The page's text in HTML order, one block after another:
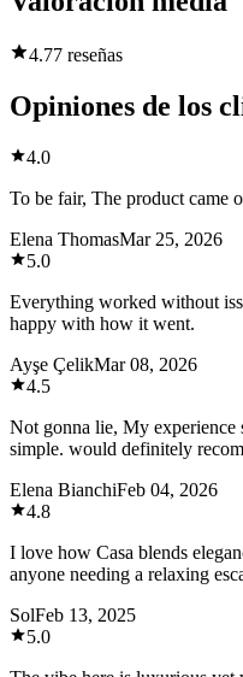
4.77 reseñas
Opiniones de los
4.0
To be fair, The product came
Elena ThomasMar 25, 2026
5.0
Everything worked without
happy with how it went.
Ayşe ÇelikMar 08, 2026
4.5
Not gonna lie, My experience
simple. would definitely
Elena BianchiFeb 04, 2026
4.8
I love how Casa blends
anyone needing a relaxing
SolFeb 13, 2025
5.0